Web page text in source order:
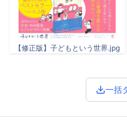
【修正版】子どもという世界.jpg
一括